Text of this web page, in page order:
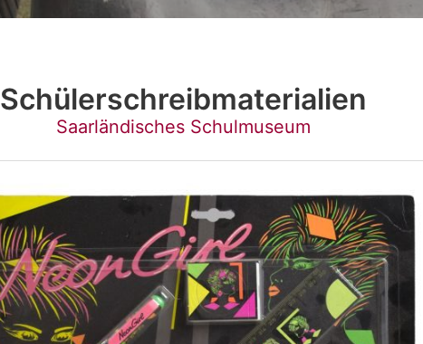
Schülerschreibmaterialien
Saarländisches Schulmuseum